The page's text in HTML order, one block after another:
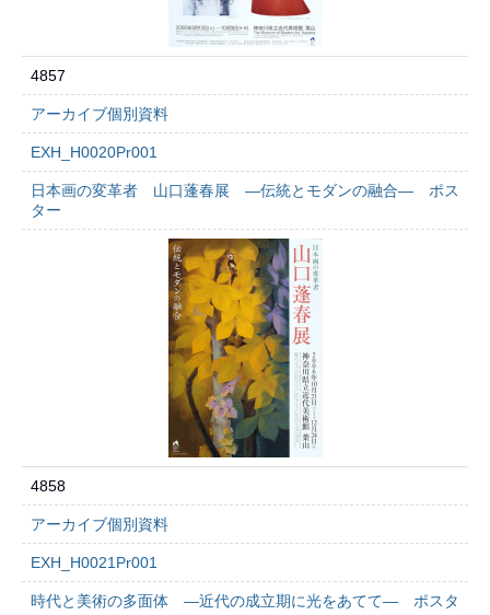
4857
アーカイブ個別資料
EXH_H0020Pr001
日本画の変革者 山口蓬春展 ―伝統とモダンの融合― ポス
ター
4858
アーカイブ個別資料
EXH_H0021Pr001
時代と美術の多面体 ―近代の成立期に光をあてて― ポスタ